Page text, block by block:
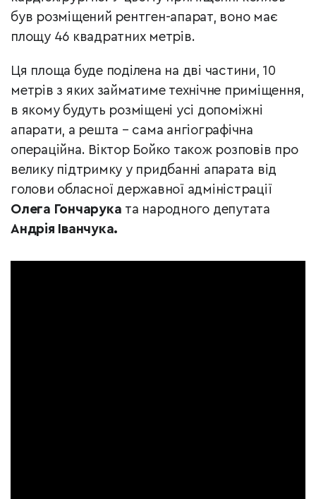
був розміщений рентген-апарат, воно має
площу 46 квадратних метрів.
Ця площа буде поділена на дві частини, 10
метрів з яких займатиме технічне приміщення,
в якому будуть розміщені усі допоміжні
апарати, а решта – сама ангіографічна
операційна. Віктор Бойко також розповів про
велику підтримку у придбанні апарата від
голови обласної державної адміністрації
Олега Гончарука та народного депутата
Андрія Іванчука.